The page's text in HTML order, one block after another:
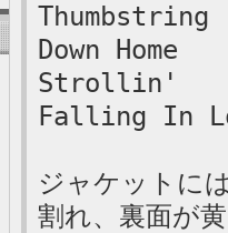
Thumbstring
Down Home
Strollin'
Falling In
ジャケットに
割れ、裏面が